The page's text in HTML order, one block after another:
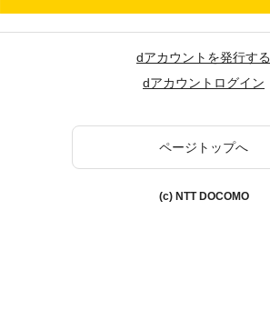
dアカウントを発行する
dアカウントログイン
ページトップへ
(c) NTT DOCOMO